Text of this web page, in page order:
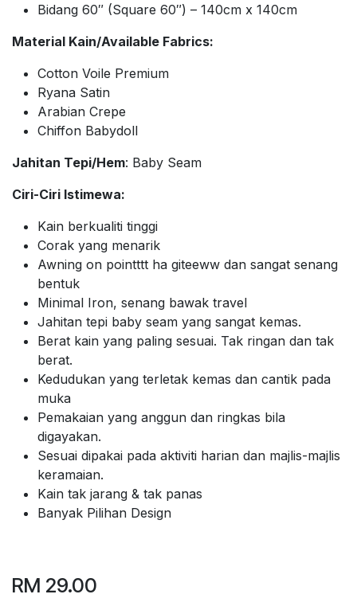
Bidang 60″ (Square 60″) – 140cm x 140cm
Material Kain/Available Fabrics:
Cotton Voile Premium
Ryana Satin
Arabian Crepe
Chiffon Babydoll
Jahitan Tepi/Hem: Baby Seam
Ciri-Ciri Istimewa:
Kain berkualiti tinggi
Corak yang menarik
Awning on pointttt ha giteeww dan sangat senang
bentuk
Minimal Iron, senang bawak travel
Jahitan tepi baby seam yang sangat kemas.
Berat kain yang paling sesuai. Tak ringan dan tak
berat.
Kedudukan yang terletak kemas dan cantik pada
muka
Pemakaian yang anggun dan ringkas bila
digayakan.
Sesuai dipakai pada aktiviti harian dan majlis-majlis
keramaian.
Kain tak jarang & tak panas
Banyak Pilihan Design
RM 29.00